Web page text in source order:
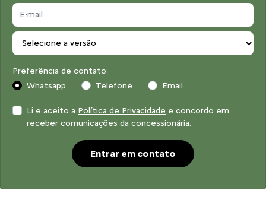
Preferência de contato:
Whatsapp
Telefone Email
Li e aceito a Política de Privacidade e concordo em
receber comunicações da concessionária.
Entrar em contato